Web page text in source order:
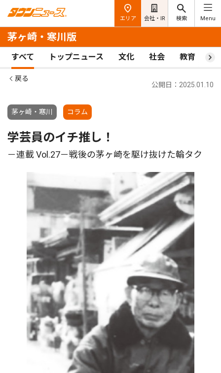
エリア 会社・IR 検索 Menu
茅ヶ崎・寒川版
すべて トップニュース 文化 社会 教育 ス
戻る
茅ヶ崎・寒川 コラム
公開日：2025.01.10
学芸員のイチ推し！
－連載 Vol.27－戦後の茅ヶ崎を駆け抜けた輪タク